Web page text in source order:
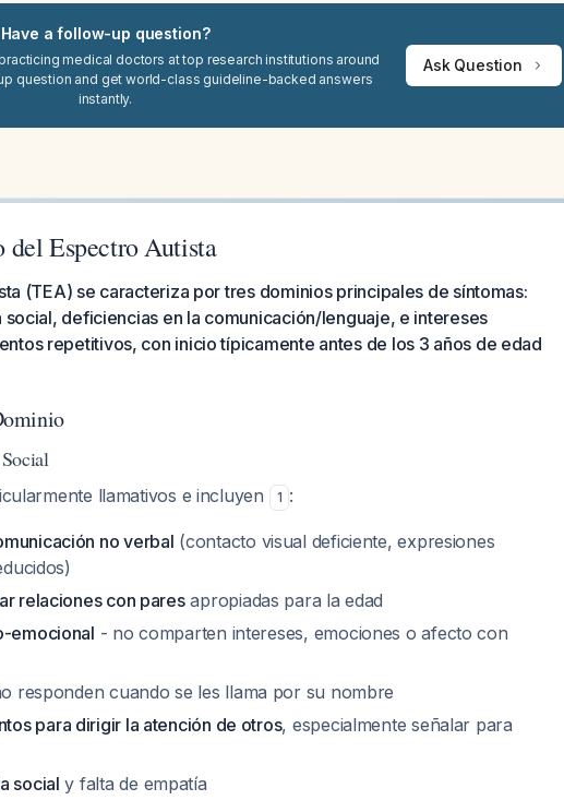
Have a follow-up question?
medical doctors at top research institutions around
question and get world-class guideline-backed answers
instantly.
Ask Question
del Espectro Autista
(TEA) se caracteriza por tres dominios principales de síntomas:
deficiencias en la comunicación/lenguaje, e intereses
repetitivos, con inicio típicamente antes de los 3 años de edad
llamativos e incluyen 1 :
no verbal (contacto visual deficiente, expresiones
relaciones con paresapropiadas para la edad
emocional - no comparten intereses, emociones o afecto con
responden cuando se les llama por su nombre
para dirigir la atención de otros, especialmente señalar para
social y falta de empatía